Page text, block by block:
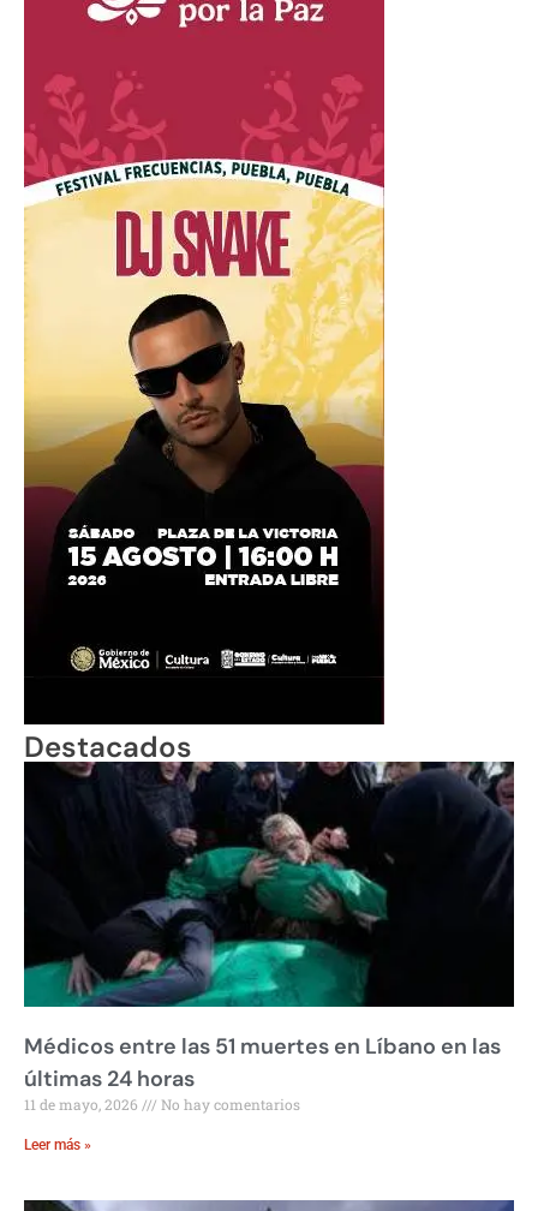
Destacados
Médicos entre las 51 muertes en Líbano en las
últimas 24 horas
11 de mayo, 2026 No hay comentarios
Leer más »